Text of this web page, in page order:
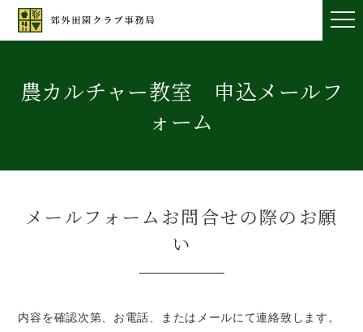
農カルチャー教室 申込メールフ
ォーム
メールフォームお問合せの際のお願
い
内容を確認次第、お電話、またはメールにて連絡致します。